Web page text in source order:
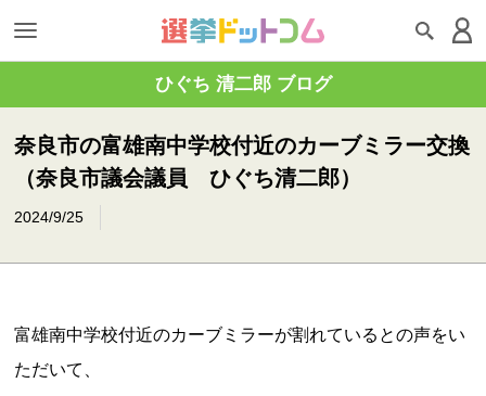
ひぐち 清二郎 ブログ
奈良市の富雄南中学校付近のカーブミラー交換
（奈良市議会議員 ひぐち清二郎）
2024/9/25
富雄南中学校付近のカーブミラーが割れているとの声をい
ただいて、